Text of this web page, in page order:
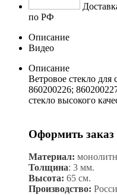
по РФ
Описание
Видео
Описание
Ветровое стекло
860200226;
стекло высокого
Оформить
Материал:
Толщина: 3 мм.
Высота: 65 см.
Производство: